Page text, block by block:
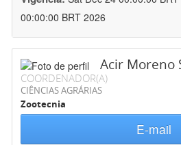
00:00:00 BRT 2026
Acir Moreno
COORDENADOR(A)
CIÊNCIAS AGRÁRIAS
Zootecnia
E-mail